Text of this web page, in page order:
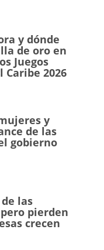
y dónde
de oro en
Juegos
2026
y
de las
gobierno
las
pierden
crecen